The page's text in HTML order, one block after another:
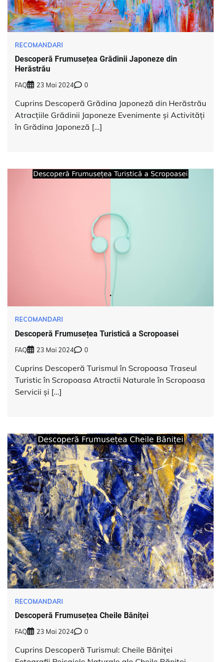
RECOMANDARI
Descoperă Frumusețea Grădinii Japoneze din
Herăstrău
FAQ 23 Mai 2024 0
Cuprins Descoperă Grădina Japoneză din Herăstrău
Atracțiile Grădinii Japoneze Evenimente și Activități
în Grădina Japoneză […]
RECOMANDARI
Descoperă Frumusețea Turistică a Scropoasei
FAQ 23 Mai 2024 0
Cuprins Descoperă Turismul în Scropoasa Traseul
Turistic în Scropoasa Atractii Naturale în Scropoasa
Servicii și […]
RECOMANDARI
Descoperă Frumusețea Cheile Băniței
FAQ 23 Mai 2024 0
Cuprins Descoperă Turismul: Cheile Băniței